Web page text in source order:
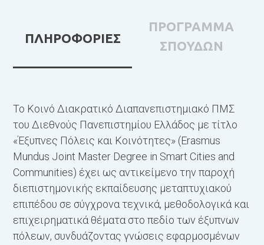
ΠΛΗΡΟΦΟΡΙΕΣ
ΠΡΟΓΡΑΜΜΑ
ΣΠΟΥΔΩΝ
Το Κοινό Διακρατικό Διαπανεπιστημιακό ΠΜΣ
του Διεθνούς Πανεπιστημίου Ελλάδος με τίτλο
«Έξυπνες Πόλεις και Κοινότητες» (Erasmus
Mundus Joint Master Degree in Smart Cities and
Communities) έχει ως αντικείμενο την παροχή
διεπιστημονικής εκπαίδευσης μεταπτυχιακού
επιπέδου σε σύγχρονα τεχνικά, μεθοδολογικά και
επιχειρηματικά θέματα στο πεδίο των έξυπνων
πόλεων, συνδυάζοντας γνώσεις εφαρμοσμένων